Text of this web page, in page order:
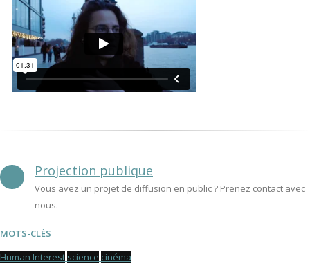
Projection publique
Vous avez un projet de diffusion en public ? Prenez contact avec
nous.
MOTS-CLÉS
Human Interest science cinéma